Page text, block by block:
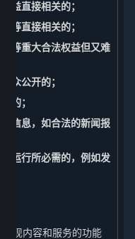
益直接相关的；
等直接相关的；
等重大合法权益但又难
众公开的；
的；
信息，如合法的新闻报
运行所必需的，例如发
实现内容和服务的功能